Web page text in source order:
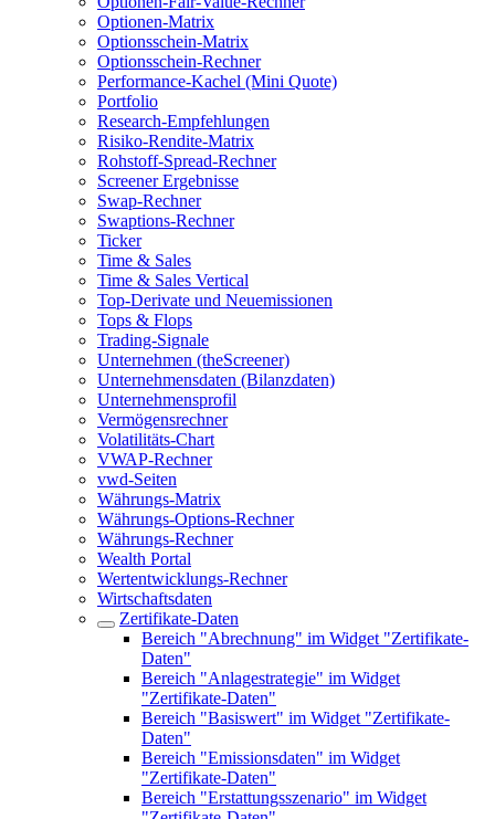
Optionen-Matrix
Optionsschein-Matrix
Optionsschein-Rechner
Performance-Kachel (Mini Quote)
Portfolio
Research-Empfehlungen
Risiko-Rendite-Matrix
Rohstoff-Spread-Rechner
Screener Ergebnisse
Swap-Rechner
Swaptions-Rechner
Ticker
Time & Sales
Time & Sales Vertical
Top-Derivate und Neuemissionen
Tops & Flops
Trading-Signale
Unternehmen (theScreener)
Unternehmensdaten (Bilanzdaten)
Unternehmensprofil
Vermögensrechner
Volatilitäts-Chart
VWAP-Rechner
vwd-Seiten
Währungs-Matrix
Währungs-Options-Rechner
Währungs-Rechner
Wealth Portal
Wertentwicklungs-Rechner
Wirtschaftsdaten
Zertifikate-Daten
Bereich "Abrechnung" im Widget "Zertifikate-
Daten"
Bereich "Anlagestrategie" im Widget
"Zertifikate-Daten"
Bereich "Basiswert" im Widget "Zertifikate-
Daten"
Bereich "Emissionsdaten" im Widget
"Zertifikate-Daten"
Bereich "Erstattungsszenario" im Widget